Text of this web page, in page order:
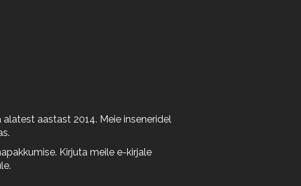
aastast 2014. Meie inseneridel
Kirjuta meile e-kirjale